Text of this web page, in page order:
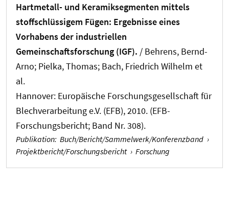
Hartmetall- und Keramiksegmenten mittels
stoffschlüssigem Fügen: Ergebnisse eines
Vorhabens der industriellen
Gemeinschaftsforschung (IGF). / Behrens, Bernd-
Arno; Pielka, Thomas; Bach, Friedrich Wilhelm et
al.
Hannover: Europäische Forschungsgesellschaft für
Blechverarbeitung e.V. (EFB), 2010. (EFB-
Forschungsbericht; Band Nr. 308).
Publikation: Buch/Bericht/Sammelwerk/Konferenzband ›
Projektbericht/Forschungsbericht › Forschung